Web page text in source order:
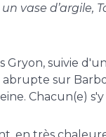
vase d’argile,
Gryon, suivie
abrupte sur
Chacun(e)